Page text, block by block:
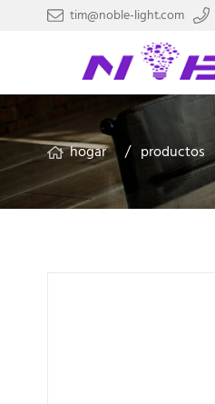
tim@noble-light.com
hogar productos